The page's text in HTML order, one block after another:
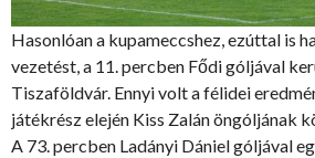
Hasonlóan a kupameccshez, ezúttal is
vezetést, a 11. percben Fődi góljával
Tiszaföldvár. Ennyi volt a félidei
játékrész elején Kiss Zalán öngóljának
A 73. percben Ladányi Dániel góljával